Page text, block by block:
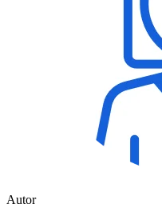
Autor